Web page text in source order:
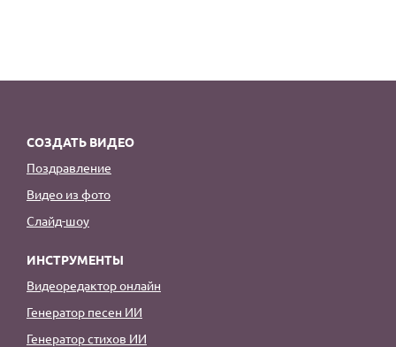
СОЗДАТЬ ВИДЕО
Поздравление
Видео из фото
Слайд-шоу
ИНСТРУМЕНТЫ
Видеоредактор онлайн
Генератор песен ИИ
Генератор стихов ИИ